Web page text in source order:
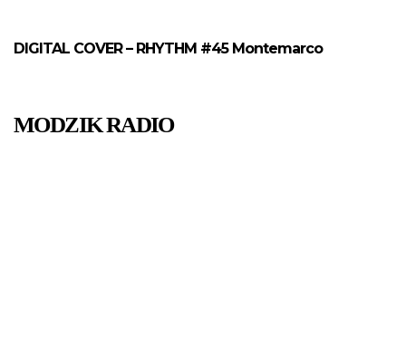
DIGITAL COVER – RHYTHM #45 Montemarco
MODZIK RADIO